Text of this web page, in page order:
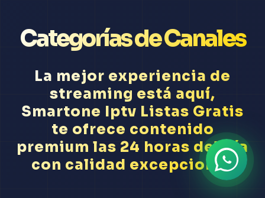
Categorías de Canales
La mejor experiencia de
streaming está aquí,
Smartone Iptv Listas Gratis
te ofrece contenido
premium las 24 horas del día
con calidad excepcional.